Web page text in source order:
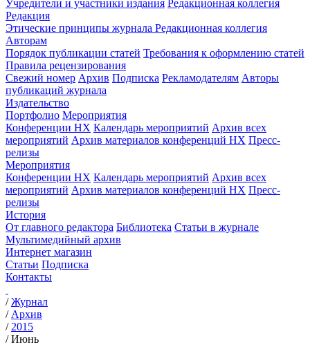
Учредители и участники издания Редакционная коллегия
Редакция
Этические принципы журнала Редакционная коллегия
Авторам
Порядок публикации статей Требования к оформлению статей
Правила рецензирования
Свежий номер Архив Подписка Рекламодателям Авторы
публикаций журнала
Издательство
Портфолио Мероприятия
Конференции НХ Календарь мероприятий Архив всех
мероприятий Архив материалов конференций НХ Пресс-
релизы
Мероприятия
Конференции НХ Календарь мероприятий Архив всех
мероприятий Архив материалов конференций НХ Пресс-
релизы
История
От главного редактора Библиотека Статьи в журнале
Мультимедийный архив
Интернет магазин
Статьи Подписка
Контакты
/Журнал
/ Архив
/ 2015
/Июнь